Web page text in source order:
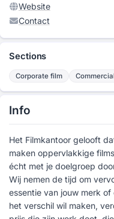
Website
Contact
Sections
Corporate film Commercial
Info
Het Filmkantoor gelooft
maken oppervlakkige
écht met je doelgroep
Wij nemen de tijd om
essentie van jouw merk
het verschil wil maken,